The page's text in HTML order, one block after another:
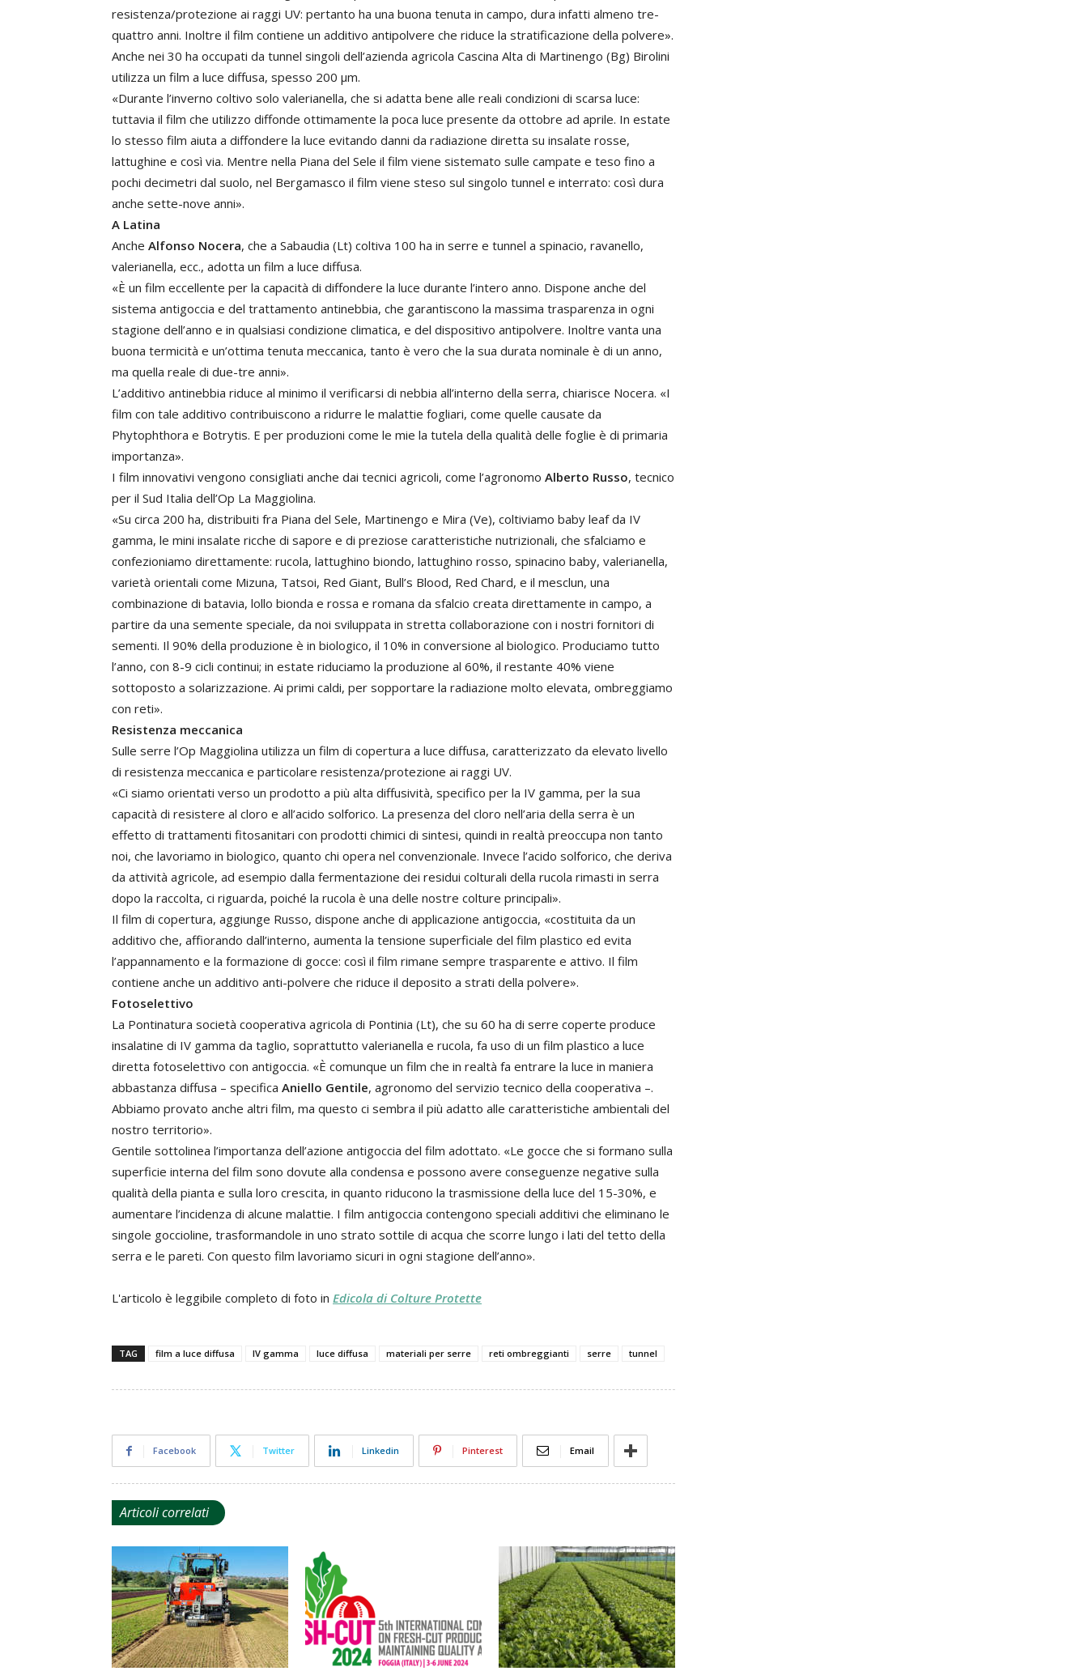
resistenza/protezione ai raggi UV: pertanto ha una buona tenuta in campo, dura infatti almeno tre-
quattro anni. Inoltre il film contiene un additivo antipolvere che riduce la stratificazione della polvere».
Anche nei 30 ha occupati da tunnel singoli dell’azienda agricola Cascina Alta di Martinengo (Bg) Birolini
utilizza un film a luce diffusa, spesso 200 µm.
«Durante l’inverno coltivo solo valerianella, che si adatta bene alle reali condizioni di scarsa luce:
tuttavia il film che utilizzo diffonde ottimamente la poca luce presente da ottobre ad aprile. In estate
lo stesso film aiuta a diffondere la luce evitando danni da radiazione diretta su insalate rosse,
lattughine e così via. Mentre nella Piana del Sele il film viene sistemato sulle campate e teso fino a
pochi decimetri dal suolo, nel Bergamasco il film viene steso sul singolo tunnel e interrato: così dura
anche sette-nove anni».
A Latina
Anche Alfonso Nocera, che a Sabaudia (Lt) coltiva 100 ha in serre e tunnel a spinacio, ravanello,
valerianella, ecc., adotta un film a luce diffusa.
«È un film eccellente per la capacità di diffondere la luce durante l’intero anno. Dispone anche del
sistema antigoccia e del trattamento antinebbia, che garantiscono la massima trasparenza in ogni
stagione dell’anno e in qualsiasi condizione climatica, e del dispositivo antipolvere. Inoltre vanta una
buona termicità e un’ottima tenuta meccanica, tanto è vero che la sua durata nominale è di un anno,
ma quella reale di due-tre anni».
L’additivo antinebbia riduce al minimo il verificarsi di nebbia all’interno della serra, chiarisce Nocera. «I
film con tale additivo contribuiscono a ridurre le malattie fogliari, come quelle causate da
Phytophthora e Botrytis. E per produzioni come le mie la tutela della qualità delle foglie è di primaria
importanza».
I film innovativi vengono consigliati anche dai tecnici agricoli, come l’agronomo Alberto Russo, tecnico
per il Sud Italia dell’Op La Maggiolina.
«Su circa 200 ha, distribuiti fra Piana del Sele, Martinengo e Mira (Ve), coltiviamo baby leaf da IV
gamma, le mini insalate ricche di sapore e di preziose caratteristiche nutrizionali, che sfalciamo e
confezioniamo direttamente: rucola, lattughino biondo, lattughino rosso, spinacino baby, valerianella,
varietà orientali come Mizuna, Tatsoi, Red Giant, Bull’s Blood, Red Chard, e il mesclun, una
combinazione di batavia, lollo bionda e rossa e romana da sfalcio creata direttamente in campo, a
partire da una semente speciale, da noi sviluppata in stretta collaborazione con i nostri fornitori di
sementi. Il 90% della produzione è in biologico, il 10% in conversione al biologico. Produciamo tutto
l’anno, con 8-9 cicli continui; in estate riduciamo la produzione al 60%, il restante 40% viene
sottoposto a solarizzazione. Ai primi caldi, per sopportare la radiazione molto elevata, ombreggiamo
con reti».
Resistenza meccanica
Sulle serre l’Op Maggiolina utilizza un film di copertura a luce diffusa, caratterizzato da elevato livello
di resistenza meccanica e particolare resistenza/protezione ai raggi UV.
«Ci siamo orientati verso un prodotto a più alta diffusività, specifico per la IV gamma, per la sua
capacità di resistere al cloro e all’acido solforico. La presenza del cloro nell’aria della serra è un
effetto di trattamenti fitosanitari con prodotti chimici di sintesi, quindi in realtà preoccupa non tanto
noi, che lavoriamo in biologico, quanto chi opera nel convenzionale. Invece l’acido solforico, che deriva
da attività agricole, ad esempio dalla fermentazione dei residui colturali della rucola rimasti in serra
dopo la raccolta, ci riguarda, poiché la rucola è una delle nostre colture principali».
Il film di copertura, aggiunge Russo, dispone anche di applicazione antigoccia, «costituita da un
additivo che, affiorando dall’interno, aumenta la tensione superficiale del film plastico ed evita
l’appannamento e la formazione di gocce: così il film rimane sempre trasparente e attivo. Il film
contiene anche un additivo anti-polvere che riduce il deposito a strati della polvere».
Fotoselettivo
La Pontinatura società cooperativa agricola di Pontinia (Lt), che su 60 ha di serre coperte produce
insalatine di IV gamma da taglio, soprattutto valerianella e rucola, fa uso di un film plastico a luce
diretta fotoselettivo con antigoccia. «È comunque un film che in realtà fa entrare la luce in maniera
abbastanza diffusa – specifica Aniello Gentile, agronomo del servizio tecnico della cooperativa –.
Abbiamo provato anche altri film, ma questo ci sembra il più adatto alle caratteristiche ambientali del
nostro territorio».
Gentile sottolinea l’importanza dell’azione antigoccia del film adottato. «Le gocce che si formano sulla
superficie interna del film sono dovute alla condensa e possono avere conseguenze negative sulla
qualità della pianta e sulla loro crescita, in quanto riducono la trasmissione della luce del 15-30%, e
aumentare l’incidenza di alcune malattie. I film antigoccia contengono speciali additivi che eliminano le
singole goccioline, trasformandole in uno strato sottile di acqua che scorre lungo i lati del tetto della
serra e le pareti. Con questo film lavoriamo sicuri in ogni stagione dell’anno».
L'articolo è leggibile completo di foto in Edicola di Colture Protette
TAG film a luce diffusa IV gamma luce diffusa materiali per serre reti ombreggianti serre tunnel
Facebook Twitter Linkedin Pinterest Email
Articoli correlati